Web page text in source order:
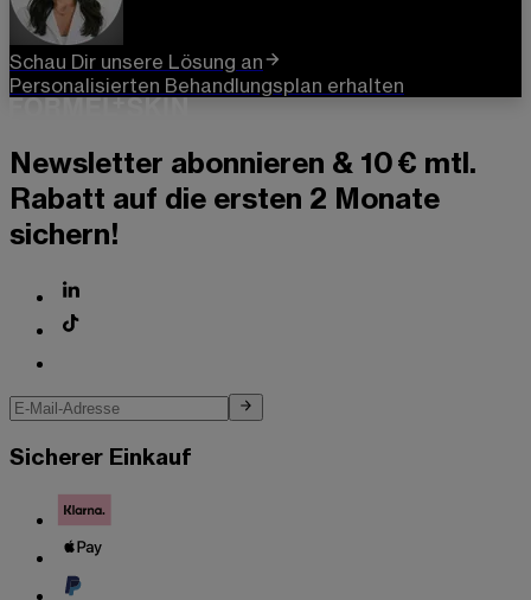
Schau Dir unsere Lösung an
Personalisierten Behandlungsplan erhalten
Newsletter abonnieren & 10 € mtl.
Rabatt auf die ersten 2 Monate
sichern!
Sicherer Einkauf